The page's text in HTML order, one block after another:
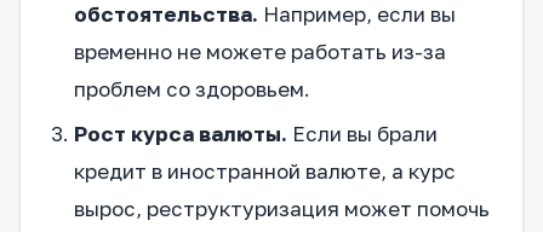
обстоятельства. Например, если вы
временно не можете работать из-за
проблем со здоровьем.
Рост курса валюты. Если вы брали
кредит в иностранной валюте, а курс
вырос, реструктуризация может помочь